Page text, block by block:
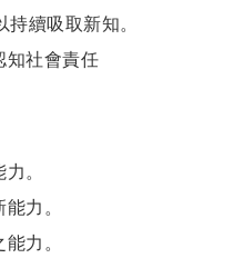
續吸取新知。
知社會責任
。
力。
力。